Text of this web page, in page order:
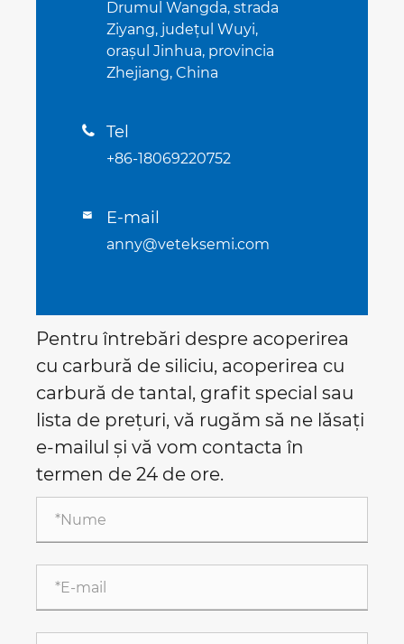
Drumul Wangda, strada
Ziyang, județul Wuyi,
orașul Jinhua, provincia
Zhejiang, China
 Tel
+86-18069220752
 E-mail
anny@veteksemi.com
Pentru întrebări despre acoperirea
cu carbură de siliciu, acoperirea cu
carbură de tantal, grafit special sau
lista de prețuri, vă rugăm să ne lăsați
e-mailul și vă vom contacta în
termen de 24 de ore.